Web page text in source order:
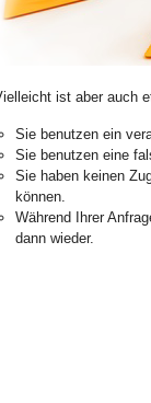
ist aber auch
Sie benutzen ein
Sie benutzen eine
Sie haben keinen
können.
Während Ihrer
dann wieder.